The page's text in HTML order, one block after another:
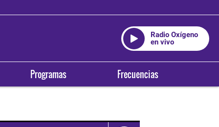
Radio Oxígeno
en vivo
Programas Frecuencias